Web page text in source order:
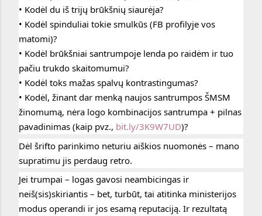
• Kodėl du iš trijų brūkšnių siaurėja?
• Kodėl spinduliai tokie smulkūs (FB profilyje vos
matomi)?
• Kodėl brūkšniai santrumpoje lenda po raidėm ir tuo
pačiu trukdo skaitomumui?
• Kodėl toks mažas spalvų kontrastingumas?
• Kodėl, žinant dar menką naujos santrumpos ŠMSM
žinomumą, nėra logo kombinacijos santrumpa + pilnas
pavadinimas (kaip pvz., bit.ly/3K9W7UD)?
Dėl šrifto parinkimo neturiu aiškios nuomonės – mano
supratimu jis perdaug retro.
Jei trumpai – logas gavosi neambicingas ir
neiš(sis)skiriantis – bet, turbūt, tai atitinka ministerijos
modus operandi ir jos esamą reputaciją. Ir rezultatą